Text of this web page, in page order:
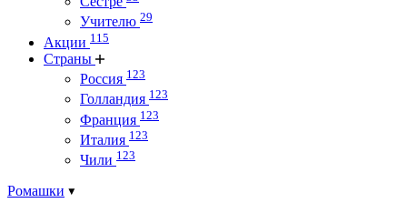
Учителю 29
Акции 115
Страны
Россия 123
Голландия 123
Франция 123
Италия 123
Чили 123
Ромашки